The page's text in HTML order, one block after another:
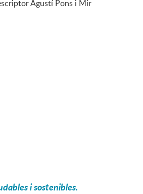
Agustí Pons i Mir
i sostenibles.